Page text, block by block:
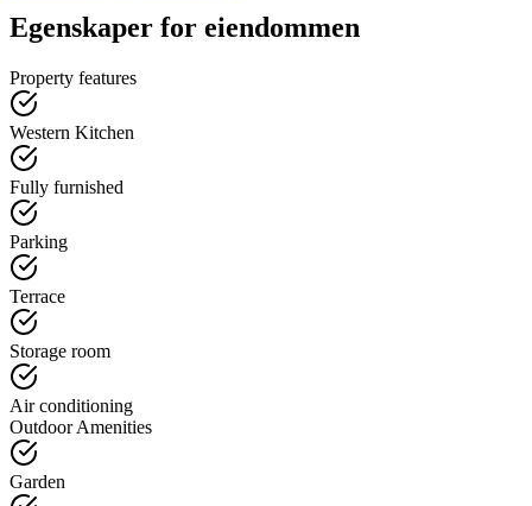
Egenskaper for eiendommen
Property features
Western Kitchen
Fully furnished
Parking
Terrace
Storage room
Air conditioning
Outdoor Amenities
Garden